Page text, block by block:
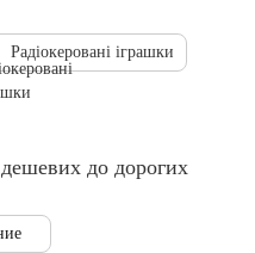
Радіокеровані іграшки
до дорогих